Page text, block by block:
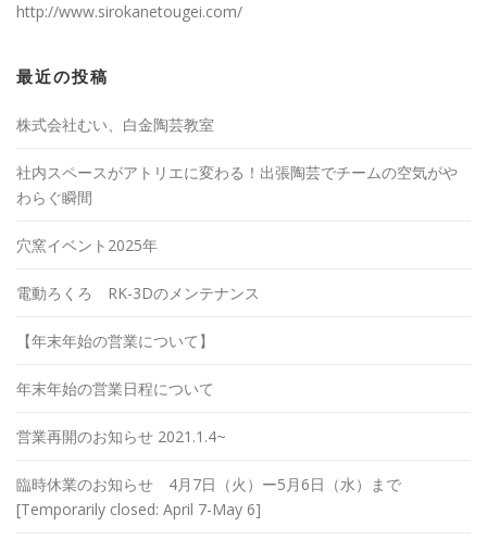
http://www.sirokanetougei.com/
最近の投稿
株式会社むい、白金陶芸教室
社内スペースがアトリエに変わる！出張陶芸でチームの空気がや
わらぐ瞬間
穴窯イベント2025年
電動ろくろ RK-3Dのメンテナンス
【年末年始の営業について】
年末年始の営業日程について
営業再開のお知らせ 2021.1.4~
臨時休業のお知らせ 4月7日（火）ー5月6日（水）まで
[Temporarily closed: April 7-May 6]